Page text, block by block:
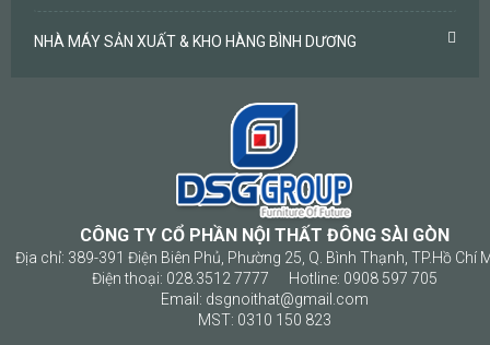
NHÀ MÁY SẢN XUẤT & KHO HÀNG BÌNH DƯƠNG
CÔNG TY CỔ PHẦN NỘI THẤT ĐÔNG SÀI GÒN
Địa chỉ: 389-391 Điện Biên Phủ, Phường 25, Q. Bình Thạnh, TP.Hồ Chí
Điện thoại: 028.3512 7777 Hotline: 0908 597 705
Email: dsgnoithat@gmail.com
MST: 0310 150 823